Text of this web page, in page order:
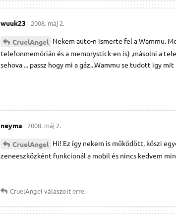
wuuk23 2008. máj 2.
CruelAngel Nekem auto-n ismerte fel a Wammu.
telefonmemórián és a memorystick-en is) ,másolni a
sehova ... passz hogy mi a gáz...Wammu se tudott igy
neyma 2008. máj 2.
CruelAngel Hi! Ez így nekem is működött, köszi
zeneeszközként funkcionál a mobil és nincs kedvem
CruelAngel válaszolt erre.